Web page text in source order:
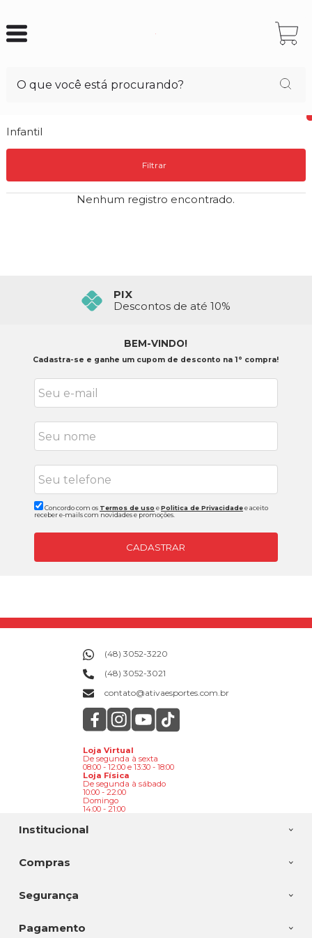
Infantil
Filtrar
Nenhum registro encontrado.
PIX
Descontos de até 10%
BEM-VINDO!
Cadastra-se e ganhe um cupom de desconto na 1° compra!
Concordo com os Termos de uso ePolitica de Privacidadee aceito
receber e-mails com novidades e promoções.
CADASTRAR
Institucional
Compras
(48) 3052-3220
(48) 3052-3021
contato@ativaesportes.com.br
Loja Virtual
De segunda à sexta
08:00 - 12:00 e 13:30 - 18:00
Loja Física
De segunda à sábado
10:00 - 22:00
Domingo
14:00 - 21:00
Segurança
Pagamento